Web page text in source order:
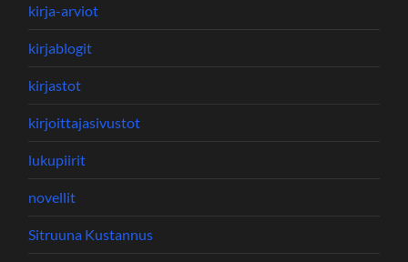
kirja-arviot
kirjablogit
kirjastot
kirjoittajasivustot
lukupiirit
novellit
Sitruuna Kustannus